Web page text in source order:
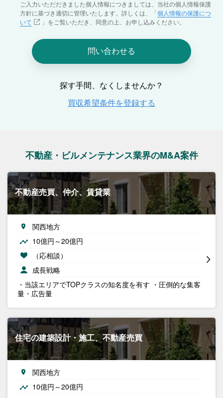
不動産・ビルメンテナンス業界のM&A案件
不動産売買、仲介、賃貸業
関西地方
10億円～20億円
（応相談）
成長戦略
・当該エリアでTOPクラスの知名度を有す ・圧倒的な集客
量・広告量
住宅の建築設計・施工、不動産売買
関西地方
10億円～20億円